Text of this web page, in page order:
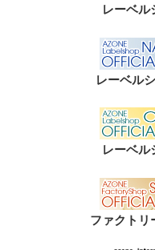
レーベル
レーベル
レーベル
ファクトリ